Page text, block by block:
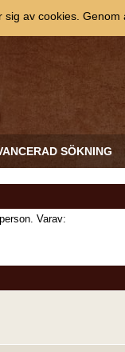
SÖKNING
Varav:
sig av cookies.